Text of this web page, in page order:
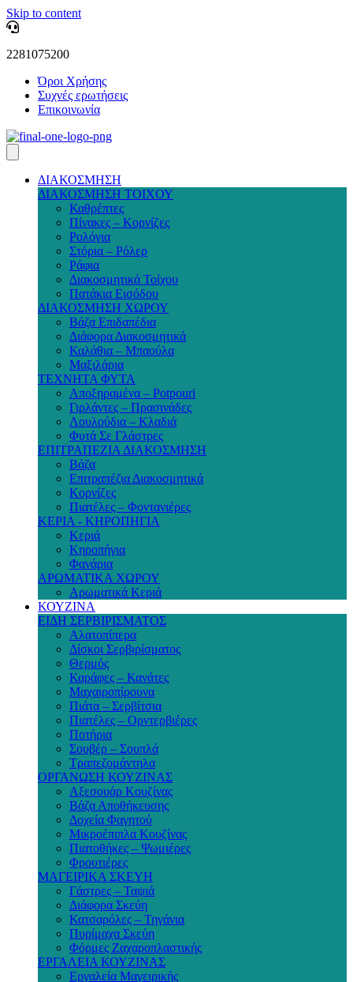
Skip to content
2281075200
Όροι Χρήσης
Συχνές ερωτήσεις
Επικοινωνία
ΔΙΑΚΟΣΜΗΣΗ
ΔΙΑΚΟΣΜΗΣΗ ΤΟΙΧΟΥ
Καθρέπτες
Πίνακες – Κορνίζες
Ρολόγια
Στόρια – Ρόλερ
Ράφια
Διακοσμητικά Τοίχου
Πατάκια Εισόδου
ΔΙΑΚΟΣΜΗΣΗ ΧΩΡΟΥ
Βάζα Επιδαπέδια
Διάφορα Διακοσμητικά
Καλάθια – Μπαούλα
Μαξιλάρια
ΤΕΧΝΗΤΑ ΦΥΤΑ
Αποξηραμένα – Potpouri
Γιρλάντες – Πρασινάδες
Λουλούδια – Κλαδιά
Φυτά Σε Γλάστρες
ΕΠΙΤΡΑΠΕΖΙΑ ΔΙΑΚΟΣΜΗΣΗ
Βάζα
Επιτραπέζια Διακοσμητικά
Κορνίζες
Πιατέλες – Φοντανιέρες
ΚΕΡΙΑ - ΚΗΡΟΠΗΓΙΑ
Κεριά
Κηροπήγια
Φανάρια
ΑΡΩΜΑΤΙΚΑ ΧΩΡΟΥ
Αρωματικά Κεριά
ΚΟΥΖΙΝΑ
ΕΙΔΗ ΣΕΡΒΙΡΙΣΜΑΤΟΣ
Αλατοπίπερα
Δίσκοι Σερβιρίσματος
Θερμός
Καράφες – Κανάτες
Μαχαιροπίρουνα
Πιάτα – Σερβίτσια
Πιατέλες – Ορντερβιέρες
Ποτήρια
Σουβέρ – Σουπλά
Τραπεζομάντηλα
ΟΡΓΑΝΩΣΗ ΚΟΥΖΙΝΑΣ
Αξεσουάρ Κουζίνας
Βάζα Αποθήκευσης
Δοχεία Φαγητού
Μικροέπιπλα Κουζίνας
Πιατοθήκες – Ψωμιέρες
Φρουτιέρες
ΜΑΓΕΙΡΙΚΑ ΣΚΕΥΗ
Γάστρες – Ταψιά
Διάφορα Σκεύη
Κατσαρόλες – Τηγάνια
Πυρίμαχα Σκεύη
Φόρμες Ζαχαροπλαστικής
ΕΡΓΑΛΕΙΑ ΚΟΥΖΙΝΑΣ
Εργαλεία Μαγειρικής